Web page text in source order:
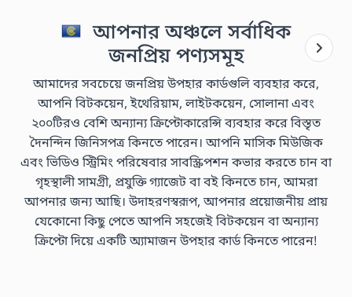
আপনার অঞ্চলে সর্বাধিক
জনপ্রিয় পণ্যসমূহ
আমাদের সবচেয়ে জনপ্রিয় উপহার কার্ডগুলি ব্যবহার করে,
আপনি বিটকয়েন, ইথেরিয়াম, লাইটকয়েন, সোলানা এবং
২০০টিরও বেশি অন্যান্য ক্রিপ্টোকারেন্সি ব্যবহার করে বিস্তৃত
দৈনন্দিন জিনিসপত্র কিনতে পারেন। আপনি মাসিক মিউজিক
এবং ভিডিও স্ট্রিমিং পরিষেবার সাবস্ক্রিপশন কভার করতে চান বা
গৃহস্থালী সামগ্রী, প্রযুক্তি গ্যাজেট বা বই কিনতে চান, আমরা
আপনার জন্য আছি। উদাহরণস্বরূপ, আপনার প্রয়োজনীয় প্রায়
যেকোনো কিছু পেতে আপনি সহজেই বিটকয়েন বা অন্যান্য
ক্রিপ্টো দিয়ে একটি অ্যামাজন উপহার কার্ড কিনতে পারেন!